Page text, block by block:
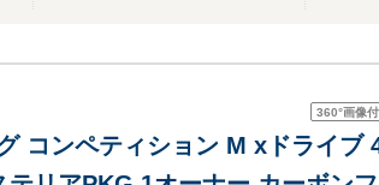
360°画像付
コンペティション M xドライブ